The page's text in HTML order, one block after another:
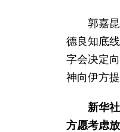
郭嘉
德良知底
字会决定
神向伊方
新华
方愿考虑